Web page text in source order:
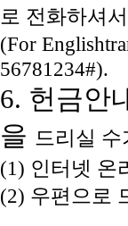
로 전화하셔
(For English
56781234#).
6. 헌금안
을 드리실 수
(1) 인터넷 온
(2) 우편으로